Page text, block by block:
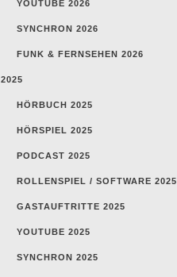
YOUTUBE 2026
SYNCHRON 2026
FUNK & FERNSEHEN 2026
2025
HÖRBUCH 2025
HÖRSPIEL 2025
PODCAST 2025
ROLLENSPIEL / SOFTWARE 2025
GASTAUFTRITTE 2025
YOUTUBE 2025
SYNCHRON 2025